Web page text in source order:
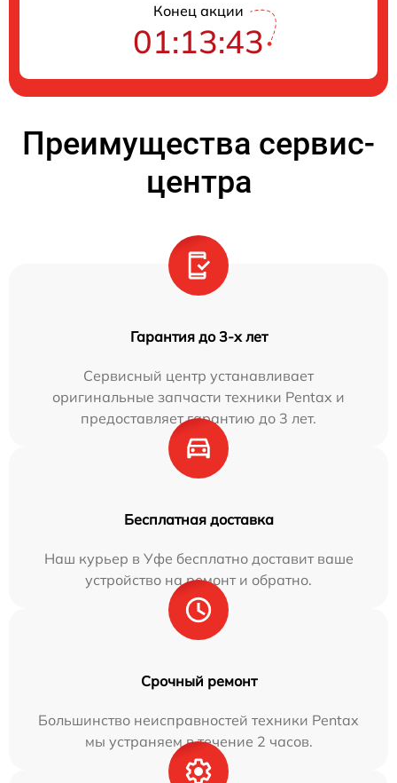
Конец акции
01:13:42
Преимущества сервис-
центра
Гарантия до 3-х лет
Сервисный центр устанавливает
оригинальные запчасти техники Pentax и
предоставляет гарантию до 3 лет.
Бесплатная доставка
Наш курьер в Уфе бесплатно доставит ваше
устройство на ремонт и обратно.
Срочный ремонт
Большинство неисправностей техники Pentax
мы устраняем в течение 2 часов.